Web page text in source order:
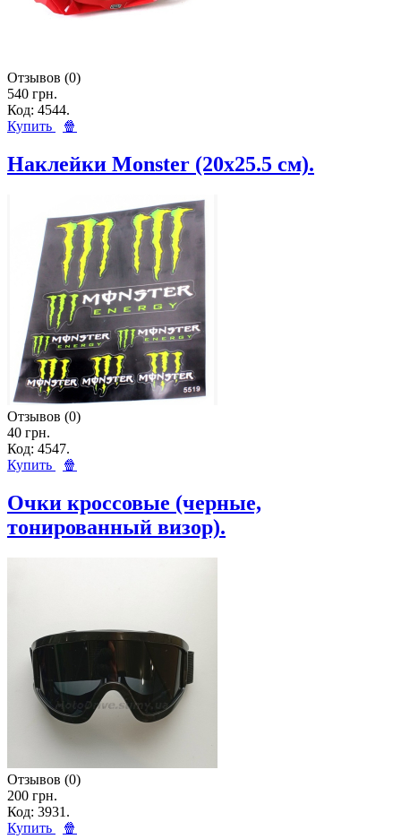
Отзывов (0)
540 грн.
Код: 4544.
Купить
🍿
Наклейки Monster (20х25.5 см).
Отзывов (0)
40 грн.
Код: 4547.
Купить
🍿
Очки кроссовые (черные,
тонированный визор).
Отзывов (0)
200 грн.
Код: 3931.
Купить
🍿